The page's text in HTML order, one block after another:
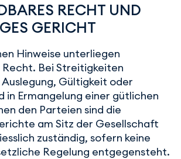
RECHT UND
GERICHT
Hinweise unterliegen
Bei Streitigkeiten
Gültigkeit oder
in Ermangelung einer gütlichen
den Parteien sind die
am Sitz der Gesellschaft
zuständig, sofern keine
Regelung entgegensteht.